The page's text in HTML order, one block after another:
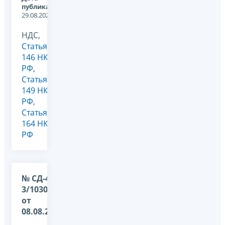
публикации:
29.08.2022
НДС,
Статья
146 НК
РФ,
Статья
149 НК
РФ,
Статья
164 НК
РФ
№ СД-4-
3/10308@
от
08.08.2022